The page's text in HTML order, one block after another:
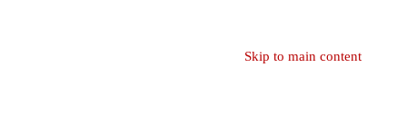
Skip to main content